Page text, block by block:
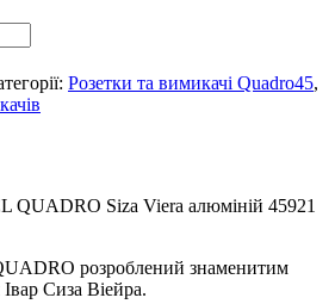
Розетки та вимикачі Quadro45,
QUADRO Siza Viera алюміній 45921
розроблений знаменитим
Сиза Віейра.